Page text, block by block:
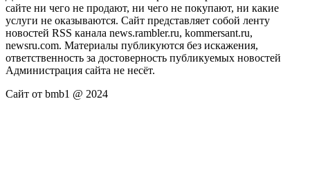
сайте ни чего не продают, ни чего не покупают, ни какие
услуги не оказываются. Сайт представляет собой ленту
новостей RSS канала news.rambler.ru, kommersant.ru,
newsru.com. Материалы публикуются без искажения,
ответственность за достоверность публикуемых новостей
Администрация сайта не несёт.
Сайт от bmb1 @ 2024